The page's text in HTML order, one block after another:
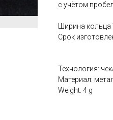
с учётом
Ширина кольца
Срок
Технология:
Материал:
Weight: 4 g